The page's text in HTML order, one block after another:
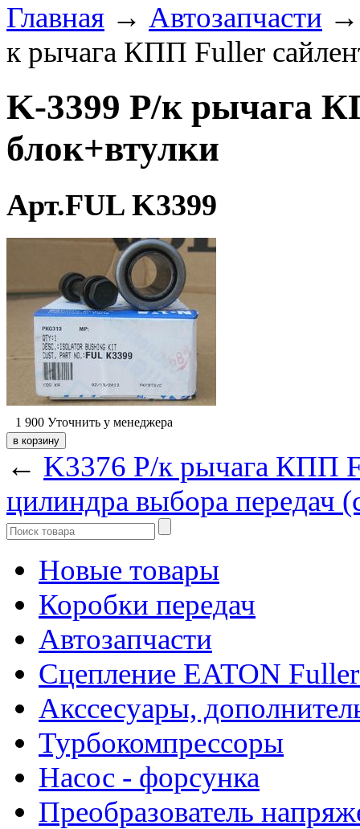
Главная → Автозапчасти
к рычага КПП Fuller
K-3399 Р/к рычага
блок+втулки
Арт.FUL K3399
1 900 Уточнить у менеджера
← K3376 Р/к рычага КПП
цилиндра выбора передач
Новые товары
Коробки передач
Автозапчасти
Сцепление EATON
Акссесуары,
Турбокомпрессоры
Насос - форсунка
Преобразователь